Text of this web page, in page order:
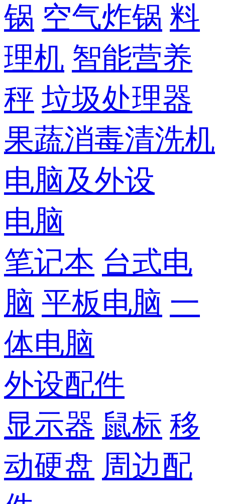
锅 空气炸锅 料
理机 智能营养
秤 垃圾处理器
果蔬消毒清洗机
电脑及外设
电脑
笔记本 台式电
脑 平板电脑 一
体电脑
外设配件
显示器 鼠标 移
动硬盘 周边配